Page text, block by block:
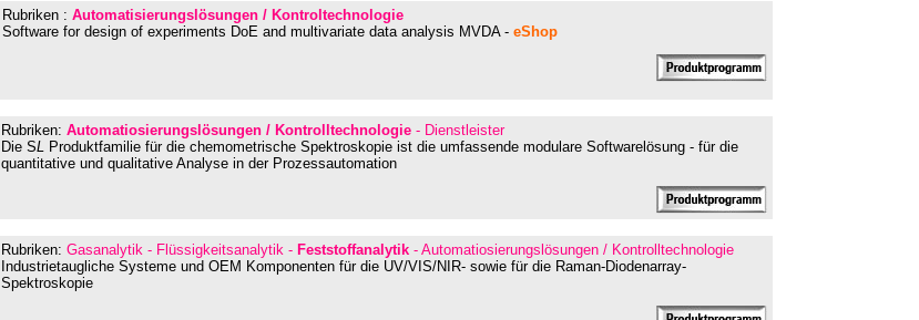
Rubriken : Automatisierungslösungen / Kontroltechnologie
Software for design of experiments DoE and multivariate data analysis MVDA - eShop
Rubriken: Automatiosierungslösungen / Kontrolltechnologie - Dienstleister
Die SL Produktfamilie für die chemometrische Spektroskopie ist die umfassende modulare Softwarelösung - für die
quantitative und qualitative Analyse in der Prozessautomation
Rubriken: Gasanalytik - Flüssigkeitsanalytik - Feststoffanalytik - Automatiosierungslösungen / Kontrolltechnologie
Industrietaugliche Systeme und OEM Komponenten für die UV/VIS/NIR- sowie für die Raman-Diodenarray-
Spektroskopie